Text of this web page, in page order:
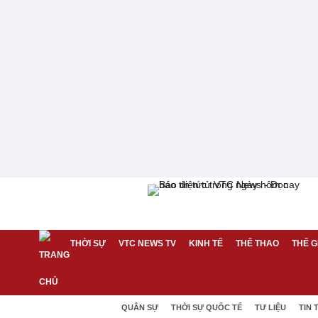
THỜI SỰ VTC NEWS TV KINH TẾ THỂ THAO THẾ
QUÂN SỰ THỜI SỰ QUỐC TẾ TƯ LIỆU TIN